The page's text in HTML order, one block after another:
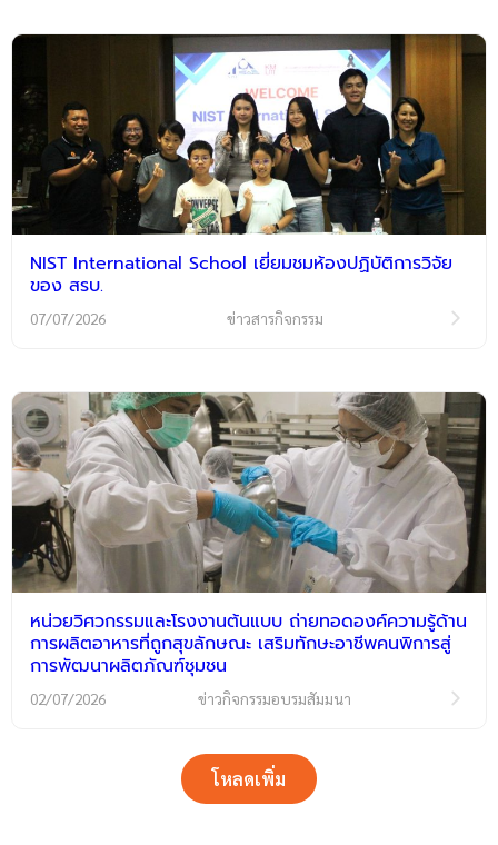
NIST International School เยี่ยมชมห้องปฏิบัติการวิจัย
ของ สรบ.
07/07/2026 ข่าวสารกิจกรรม
หน่วยวิศวกรรมและโรงงานต้นแบบ ถ่ายทอดองค์ความรู้ด้าน
การผลิตอาหารที่ถูกสุขลักษณะ เสริมทักษะอาชีพคนพิการสู่
การพัฒนาผลิตภัณฑ์ชุมชน
02/07/2026 ข่าวกิจกรรมอบรมสัมมนา
โหลดเพิ่ม